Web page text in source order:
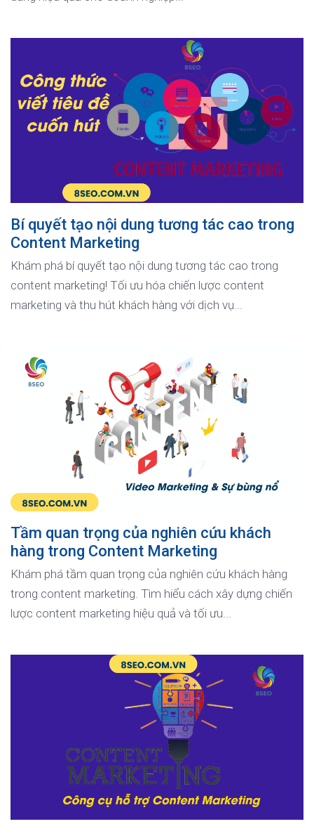
Bí quyết tạo nội dung tương tác cao trong
Content Marketing
Khám phá bí quyết tạo nội dung tương tác cao trong
content marketing! Tối ưu hóa chiến lược content
marketing và thu hút khách hàng với dịch vụ...
Tầm quan trọng của nghiên cứu khách
hàng trong Content Marketing
Khám phá tầm quan trọng của nghiên cứu khách hàng
trong content marketing. Tìm hiểu cách xây dựng chiến
lược content marketing hiệu quả và tối ưu...